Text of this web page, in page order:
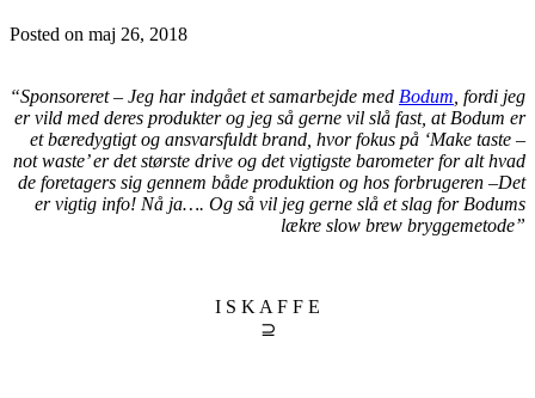
Posted on maj 26, 2018
“Sponsoreret – Jeg har indgået et samarbejde med Bodum , fordi jeg
er vild med deres produkter og jeg så gerne vil slå fast, at Bodum er
et bæredygtigt og ansvarsfuldt brand, hvor fokus på ‘Make taste –
not waste’ er det største drive og det vigtigste barometer for alt hvad
de foretagers sig gennem både produktion og hos forbrugeren –Det
er vigtig info! Nå ja…. Og så vil jeg gerne slå et slag for Bodums
lækre slow brew bryggemetode”
I S K A F F E
⊇